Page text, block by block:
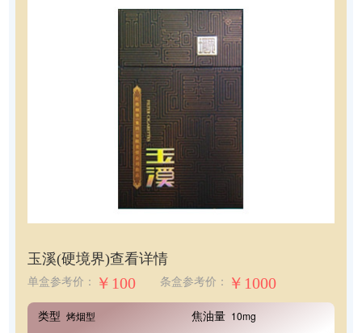
玉溪(硬境界)查看详情
单盒参考价： ￥100 条盒参考价： ￥1000
类型 烤烟型 焦油量 10mg